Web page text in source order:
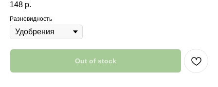
148 р.
Разновидность
Out of stock